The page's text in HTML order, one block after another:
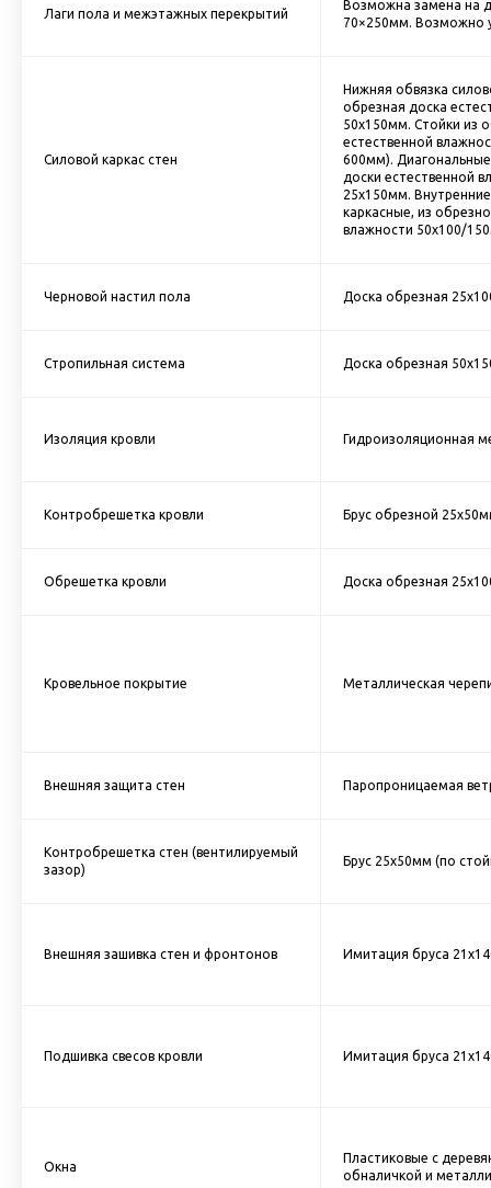
Лаги пола и межэтажных перекрытий
Возможна замена на
70×250мм. Возможно
Силовой каркас стен
Нижняя обвязка
обрезная доска
50х150мм. Cтойки из
естественной
600мм).
доски естественной
25х150мм.
каркасные, из
влажности 50х100/
Черновой настил пола Доска обрезная
Стропильная система Доска обрезная
Изоляция кровли Гидроизоляционная
Контробрешетка кровли Брус обрезной
Обрешетка кровли Доска обрезная
Кровельное покрытие Металлическая
Внешняя защита стен Паропроницаемая
Контробрешетка стен (вентилируемый
зазор)
Брус 25х50мм (по
Внешняя зашивка стен и фронтонов Имитация бруса
Подшивка свесов кровли Имитация бруса
Окна
Пластиковые с
обналичкой и